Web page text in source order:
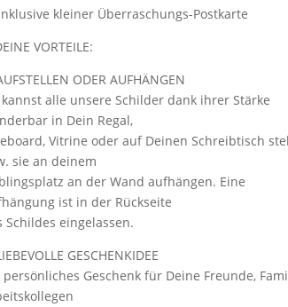
kleiner Überraschungs-Postkarte
VORTEILE:
ODER AUFHÄNGEN
kannst alle unsere Schilder dank ihrer Stärke
in Dein Regal,
Vitrine oder auf Deinen Schreibtisch
sie an deinem
an der Wand aufhängen. Eine
ist in der Rückseite
Schildes eingelassen.
GESCHENKIDEE
persönliches Geschenk für Deine Freunde,